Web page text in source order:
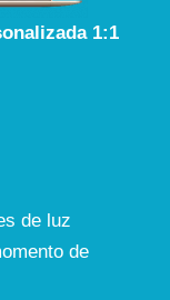
1:1
de luz
de